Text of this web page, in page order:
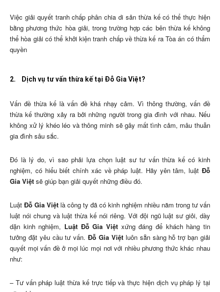
Việc giải quyết tranh chấp phân chia di sản thừa kế có thể thực hiện
bằng phương thức hòa giải, trong trường hợp các bên thừa kế không
thể hòa giải có thể khởi kiện tranh chấp về thừa kế ra Tòa án có thẩm
quyền
2. Dịch vụ tư vấn thừa kế tại Đỗ Gia Việt?
Vấn đề thừa kế là vấn đề khá nhạy cảm. Vì thông thường, vấn đề
thừa kế thường xảy ra bởi những người trong gia đình với nhau. Nếu
không xử lý khéo léo và thông minh sẽ gây mất tình cảm, mâu thuẫn
gia đình sâu sắc.
Đó là lý do, vì sao phải lựa chọn luật sư tư vấn thừa kế có kinh
nghiệm, có hiểu biết chính xác về pháp luật. Hãy yên tâm, luật Đỗ
Gia Việt sẽ giúp bạn giải quyết những điều đó.
Luật Đỗ Gia Việt là công ty đã có kinh nghiệm nhiều năm trong tư vấn
luật nói chung và luật thừa kế nói riêng. Với đội ngũ luật sư giỏi, dày
dặn kinh nghiệm, Luật Đỗ Gia Việt xứng đáng để khách hàng tin
tưởng đặt yêu cầu tư vấn.Đỗ Gia Việt luôn sẵn sàng hỗ trợ bạn giải
quyết mọi vấn đề ở mọi lúc mọi nơi với nhiều phương thức khác nhau
như:
– Tư vấn pháp luật thừa kế trực tiếp và thực hiện dịch vụ pháp lý tại